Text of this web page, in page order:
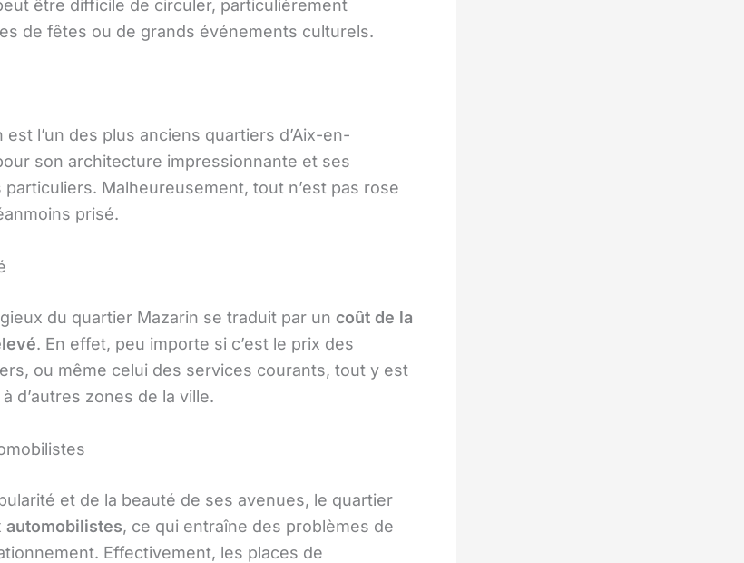
être difficile de circuler, particulièrement
de fêtes ou de grands événements culturels.
l’un des plus anciens quartiers d’Aix-en-
son architecture impressionnante et ses
Malheureusement, tout n’est pas rose
prisé.
du quartier Mazarin se traduit par un coût de la
. En effet, peu importe si c’est le prix des
ou même celui des services courants, tout y est
d’autres zones de la ville.
et de la beauté de ses avenues, le quartier
automobilistes, ce qui entraîne des problèmes de
Effectivement, les places de